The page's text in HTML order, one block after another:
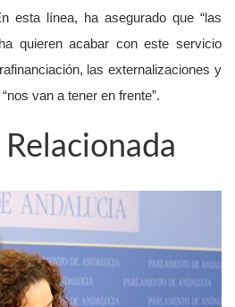
esta línea, ha asegurado que “las
quieren acabar con este servicio
las externalizaciones y
van a tener en frente”.